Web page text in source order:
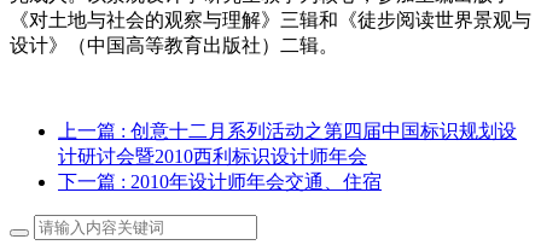
《对土地与社会的观察与理解》三辑和《徒步阅读世界景观与
设计》（中国高等教育出版社）二辑。
上一篇 : 创意十二月系列活动之第四届中国标识规划设
计研讨会暨2010西利标识设计师年会
下一篇 : 2010年设计师年会交通、住宿